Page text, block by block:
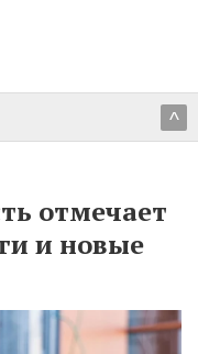
^
отмечает
и новые